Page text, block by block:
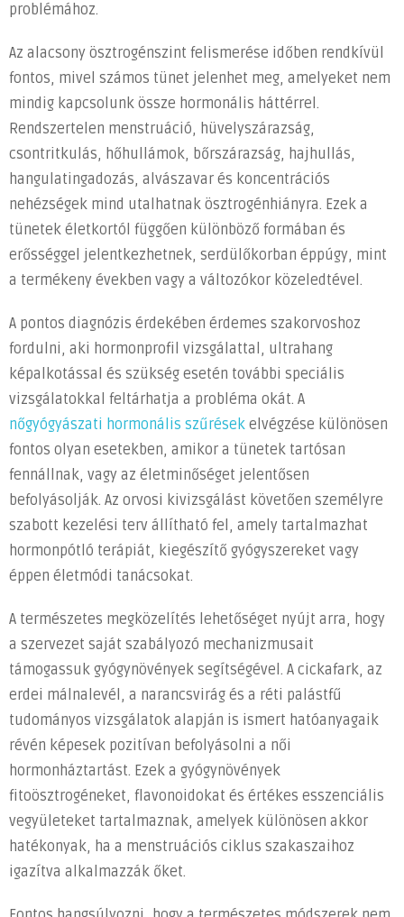
problémához.
Az alacsony ösztrogénszint felismerése időben rendkívül
fontos, mivel számos tünet jelenhet meg, amelyeket nem
mindig kapcsolunk össze hormonális háttérrel.
Rendszertelen menstruáció, hüvelyszárazság,
csontritkulás, hőhullámok, bőrszárazság, hajhullás,
hangulatingadozás, alvászavar és koncentrációs
nehézségek mind utalhatnak ösztrogénhiányra. Ezek a
tünetek életkortól függően különböző formában és
erősséggel jelentkezhetnek, serdülőkorban éppúgy, mint
a termékeny években vagy a változókor közeledtével.
A pontos diagnózis érdekében érdemes szakorvoshoz
fordulni, aki hormonprofil vizsgálattal, ultrahang
képalkotással és szükség esetén további speciális
vizsgálatokkal feltárhatja a probléma okát. A
nőgyógyászati hormonális szűrések elvégzése különösen
fontos olyan esetekben, amikor a tünetek tartósan
fennállnak, vagy az életminőséget jelentősen
befolyásolják. Az orvosi kivizsgálást követően személyre
szabott kezelési terv állítható fel, amely tartalmazhat
hormonpótló terápiát, kiegészítő gyógyszereket vagy
éppen életmódi tanácsokat.
A természetes megközelítés lehetőséget nyújt arra, hogy
a szervezet saját szabályozó mechanizmusait
támogassuk gyógynövények segítségével. A cickafark, az
erdei málnalevél, a narancsvirág és a réti palástfű
tudományos vizsgálatok alapján is ismert hatóanyagaik
révén képesek pozitívan befolyásolni a női
hormonháztartást. Ezek a gyógynövények
fitoösztrogéneket, flavonoidokat és értékes esszenciális
vegyületeket tartalmaznak, amelyek különösen akkor
hatékonyak, ha a menstruációs ciklus szakaszaihoz
igazítva alkalmazzák őket.